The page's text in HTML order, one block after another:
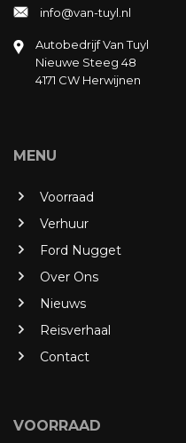
info@van-tuyl.nl
Autobedrijf Van Tuyl
Nieuwe Steeg 48
4171 CW Herwijnen
MENU
Voorraad
Verhuur
Ford Nugget
Over Ons
Nieuws
Reisverhaal
Contact
VOORRAAD